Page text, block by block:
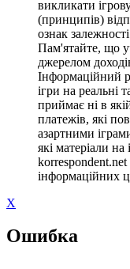
викликати
(принципів)
ознак
Пам'ятайте, що
джерелом
Інформаційний
ігри на реальні
приймає ні в
платежів, які
азартними
які матеріали
інформаційних
X
Ошибка